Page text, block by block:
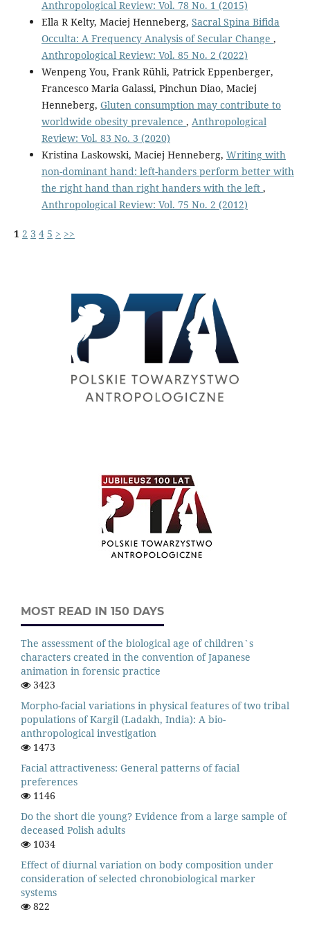
Anthropological Review: Vol. 78 No. 1 (2015)
Ella R Kelty, Maciej Henneberg, Sacral Spina Bifida
Occulta: A Frequency Analysis of Secular Change ,
Anthropological Review: Vol. 85 No. 2 (2022)
Wenpeng You, Frank Rühli, Patrick Eppenberger,
Francesco Maria Galassi, Pinchun Diao, Maciej
Henneberg, Gluten consumption may contribute to
worldwide obesity prevalence , Anthropological
Review: Vol. 83 No. 3 (2020)
Kristina Laskowski, Maciej Henneberg, Writing with
non-dominant hand: left-handers perform better with
the right hand than right handers with the left ,
Anthropological Review: Vol. 75 No. 2 (2012)
1 2 3 4 5 > >>
MOST READ IN 150 DAYS
The assessment of the biological age of children`s
characters created in the convention of Japanese
animation in forensic practice
3423
Morpho-facial variations in physical features of two tribal
populations of Kargil (Ladakh, India): A bio-
anthropological investigation
1473
Facial attractiveness: General patterns of facial
preferences
1146
Do the short die young? Evidence from a large sample of
deceased Polish adults
1034
Effect of diurnal variation on body composition under
consideration of selected chronobiological marker
systems
822